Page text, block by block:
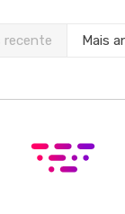
recente Mais